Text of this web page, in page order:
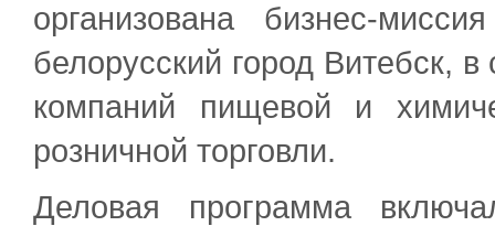
организована бизнес-
белорусский город Витебск,
компаний пищевой и
розничной торговли.
Деловая программа